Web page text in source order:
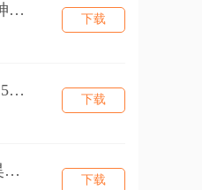
完美世界:诸神之战
下载
仙梦奇缘（3.5折版本）
下载
斗罗大陆（昊天服）
下载